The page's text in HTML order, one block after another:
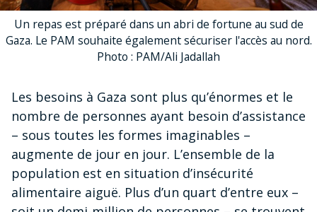
Un repas est préparé dans un abri de fortune au sud de
Gaza. Le PAM souhaite également sécuriser l'accès au nord.
Photo : PAM/Ali Jadallah
Les besoins à Gaza sont plus qu’énormes et le
nombre de personnes ayant besoin d’assistance
– sous toutes les formes imaginables –
augmente de jour en jour. L’ensemble de la
population est en situation d’insécurité
alimentaire aiguë. Plus d’un quart d’entre eux –